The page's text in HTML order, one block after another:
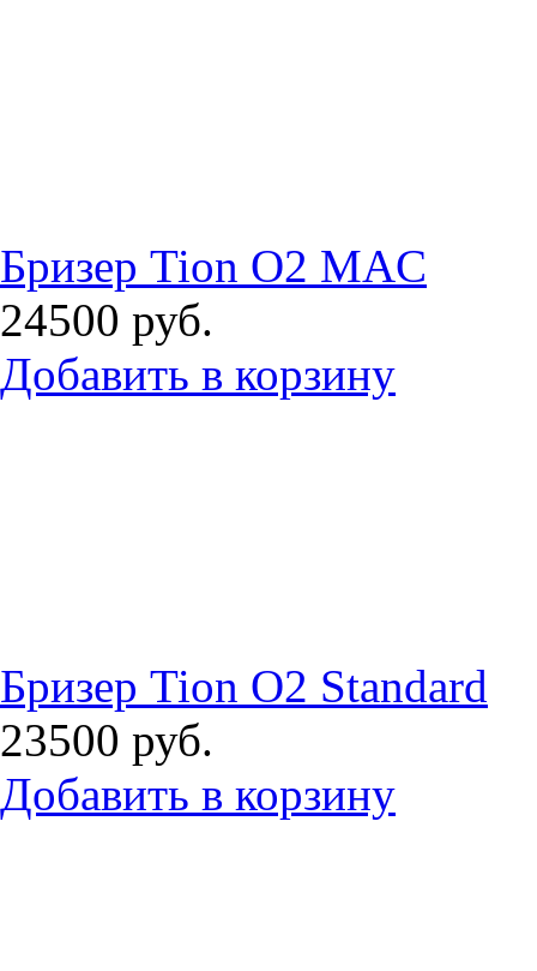
Бризер Tion O2 MAC
24500 руб.
Добавить в корзину
Бризер Tion O2 Standard
23500 руб.
Добавить в корзину